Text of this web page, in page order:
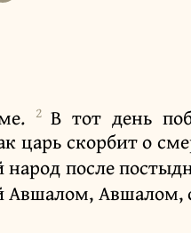
2 В тот день
царь скорбит о
после
Авшалом, Авшалом,